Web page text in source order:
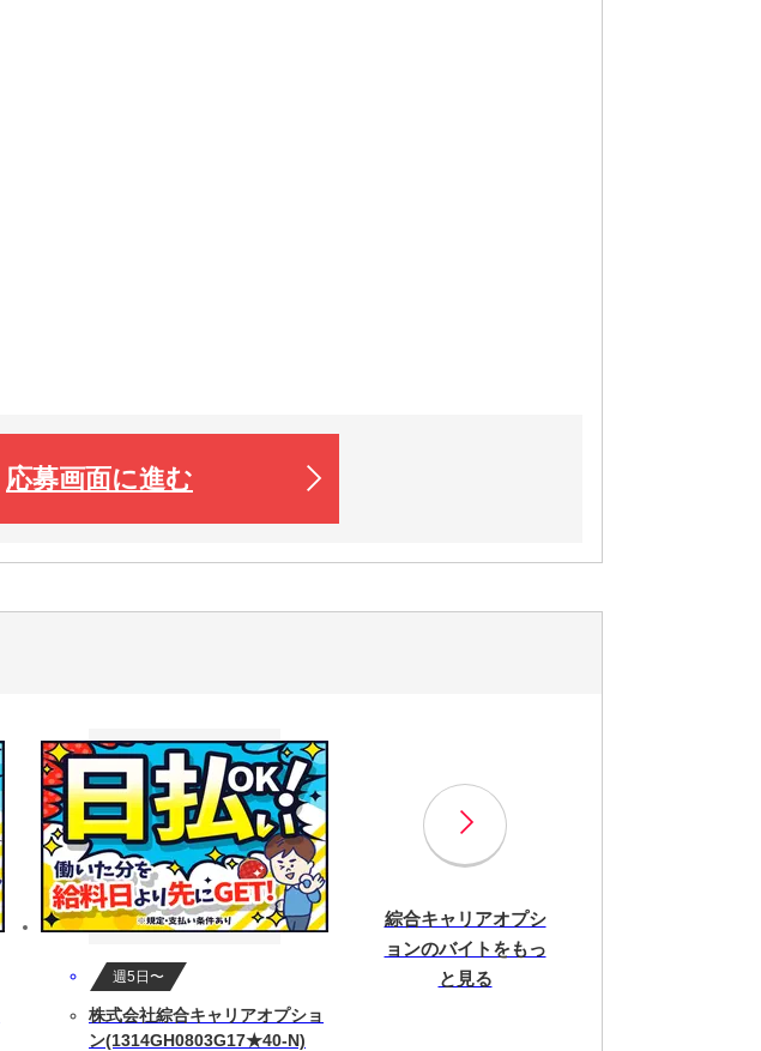
応募画面に進む
週5日〜
株式会社綜合キャリアオプショ
ン(1314GH0803G17★40-N)
綜合キャリアオプシ
ョンのバイトをもっ
と見る